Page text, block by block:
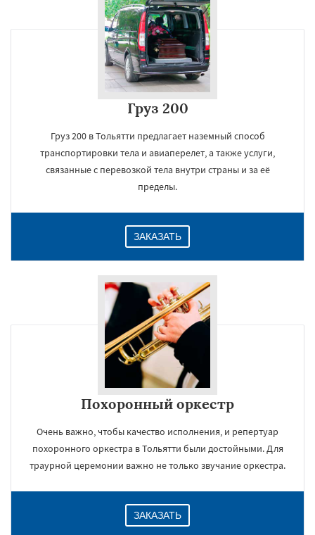
Груз 200
Груз 200 в Тольятти предлагает наземный способ
транспортировки тела и авиаперелет, а также услуги,
связанные с перевозкой тела внутри страны и за её
пределы.
ЗАКАЗАТЬ
Похоронный оркестр
Очень важно, чтобы качество исполнения, и репертуар
похоронного оркестра в Тольятти были достойными. Для
траурной церемонии важно не только звучание оркестра.
ЗАКАЗАТЬ